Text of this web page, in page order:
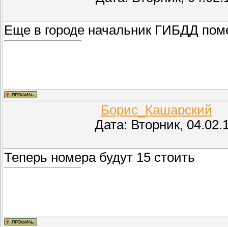
Еще в городе начальник ГИБДД
Борис_Кашарский
Дата: Вторник,
Теперь номера будут 15 стоить